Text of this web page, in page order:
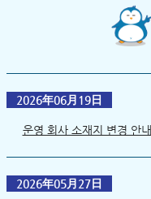
2026年06月19日
운영 회사 소재지 변경 안내
2026年05月27日